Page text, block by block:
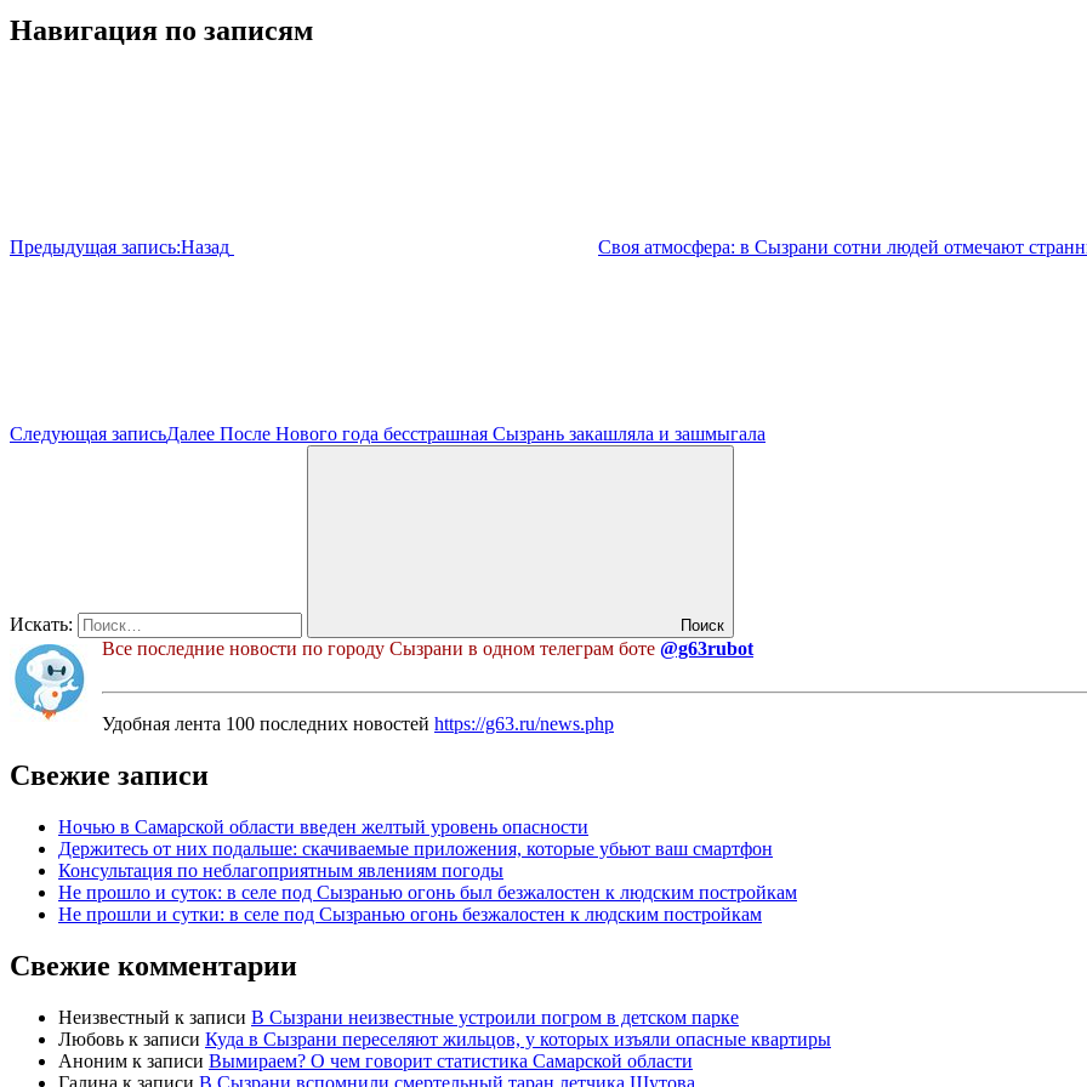
Навигация по записям
Предыдущая запись:Назад Своя атмосфера: в Сызрани сотни людей отмечают
Следующая записьДалее После Нового года бесстрашная Сызрань закашляла и зашмыгала
Искать: Поиск
Все последние новости по городу Сызрани в одном телеграм боте @g63rubot
Удобная лента 100 последних новостей https://g63.ru/news.php
Свежие записи
Ночью в Самарской области введен желтый уровень опасности
Держитесь от них подальше: скачиваемые приложения, которые убьют ваш смартфон
Консультация по неблагоприятным явлениям погоды
Не прошло и суток: в селе под Сызранью огонь был безжалостен к людским постройкам
Не прошли и сутки: в селе под Сызранью огонь безжалостен к людским постройкам
Свежие комментарии
Неизвестный к записи В Сызрани неизвестные устроили погром в детском парке
Любовь к записи Куда в Сызрани переселяют жильцов, у которых изъяли опасные квартиры
Аноним к записи Вымираем? О чем говорит статистика Самарской области
Галина к записи В Сызрани вспомнили смертельный таран летчика Шутова